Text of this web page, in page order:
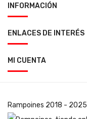
INFORMACIÓN
ENLACES DE INTERÉS
MI CUENTA
Rampoines 2018 - 2025